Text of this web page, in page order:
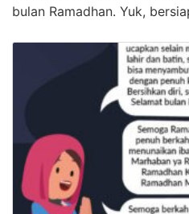
bulan Ramadhan. Yuk,